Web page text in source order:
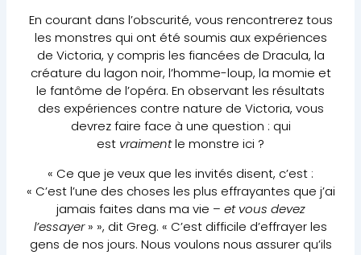
En courant dans l’obscurité, vous rencontrerez tous
les monstres qui ont été soumis aux expériences
de Victoria, y compris les fiancées de Dracula, la
créature du lagon noir, l’homme-loup, la momie et
le fantôme de l’opéra. En observant les résultats
des expériences contre nature de Victoria, vous
devrez faire face à une question : qui
est vraimentle monstre ici ?
« Ce que je veux que les invités disent, c’est :
« C’est l’une des choses les plus effrayantes que j’ai
jamais faites dans ma vie – et vous devez
l’essayer» », dit Greg. « C’est difficile d’effrayer les
gens de nos jours. Nous voulons nous assurer qu’ils